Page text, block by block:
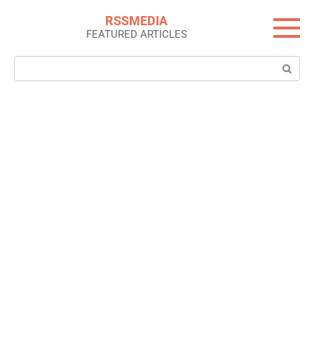
RSSMEDIA
FEATURED ARTICLES
Search: